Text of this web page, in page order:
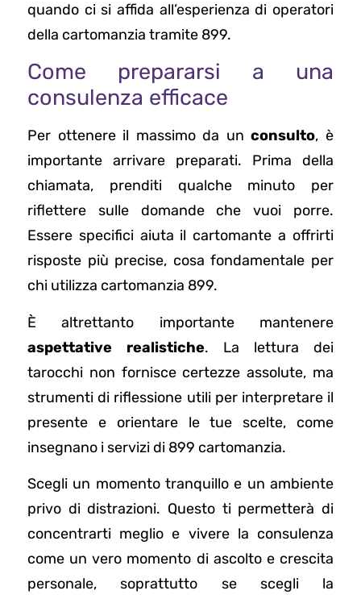
quando ci si affida all’esperienza di operatori
della cartomanzia tramite 899.
Come prepararsi a una
consulenza efficace
Per ottenere il massimo da unconsulto, è
importante arrivare preparati. Prima della
chiamata, prenditi qualche minuto per
riflettere sulle domande che vuoi porre.
Essere specifici aiuta il cartomante a offrirti
risposte più precise, cosa fondamentale per
chi utilizza cartomanzia 899.
È altrettanto importante mantenere
aspettative realistiche. La lettura dei
tarocchi non fornisce certezze assolute, ma
strumenti di riflessione utili per interpretare il
presente e orientare le tue scelte, come
insegnano i servizi di 899 cartomanzia.
Scegli un momento tranquillo e un ambiente
privo di distrazioni. Questo ti permetterà di
concentrarti meglio e vivere la consulenza
come un vero momento di ascolto e crescita
personale, soprattutto se scegli la